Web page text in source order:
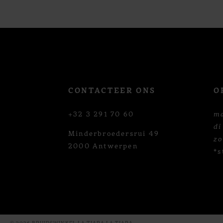
13
CONTACTEER ONS
+32 3 291 70 60
Minderbroedersrui 49
2000 Antwerpen